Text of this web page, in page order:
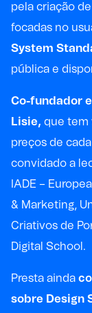
pela criação
focadas no
System
pública e
Co-fundador
Lisie, que tem
preços de
convidado a
IADE –
& Marketing,
Criativos de
Digital School.
Presta ainda
sobre Design